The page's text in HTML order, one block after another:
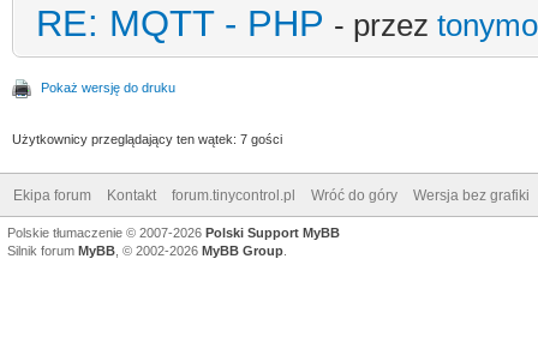
RE: MQTT - PHP - przez
Pokaż wersję do druku
Użytkownicy przeglądający ten wątek: 7 gości
Ekipa forum Kontakt forum.tinycontrol.pl Wróć do góry Wersja bez grafiki
Polskie tłumaczenie © 2007-2026 Polski Support MyBB
Silnik forum MyBB , © 2002-2026 MyBB Group